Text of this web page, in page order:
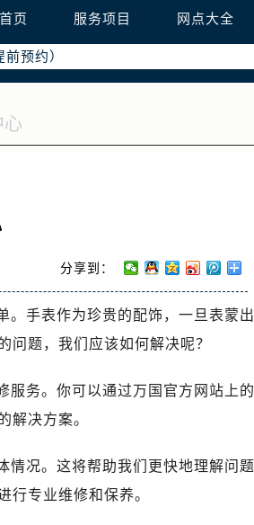
首页 服务项目 网点大全
室（需提前预约）
（需提前预约）
预约）
提前预约）
室（需提前预约）
提前预约）
城）17层1706室（需提前预约）
提前预约）
室（需提前预约）
提前预约）
座办公楼14层07室（需提前预约）
室（需提前预约）
15层07室（需提前预约）
提前预约）
分享到：
。手表作为珍贵的配饰，一旦表蒙出
问题，我们应该如何解决呢？
服务。你可以通过万国官方网站上的
解决方案。
情况。这将帮助我们更快地理解问题
行专业维修和保养。